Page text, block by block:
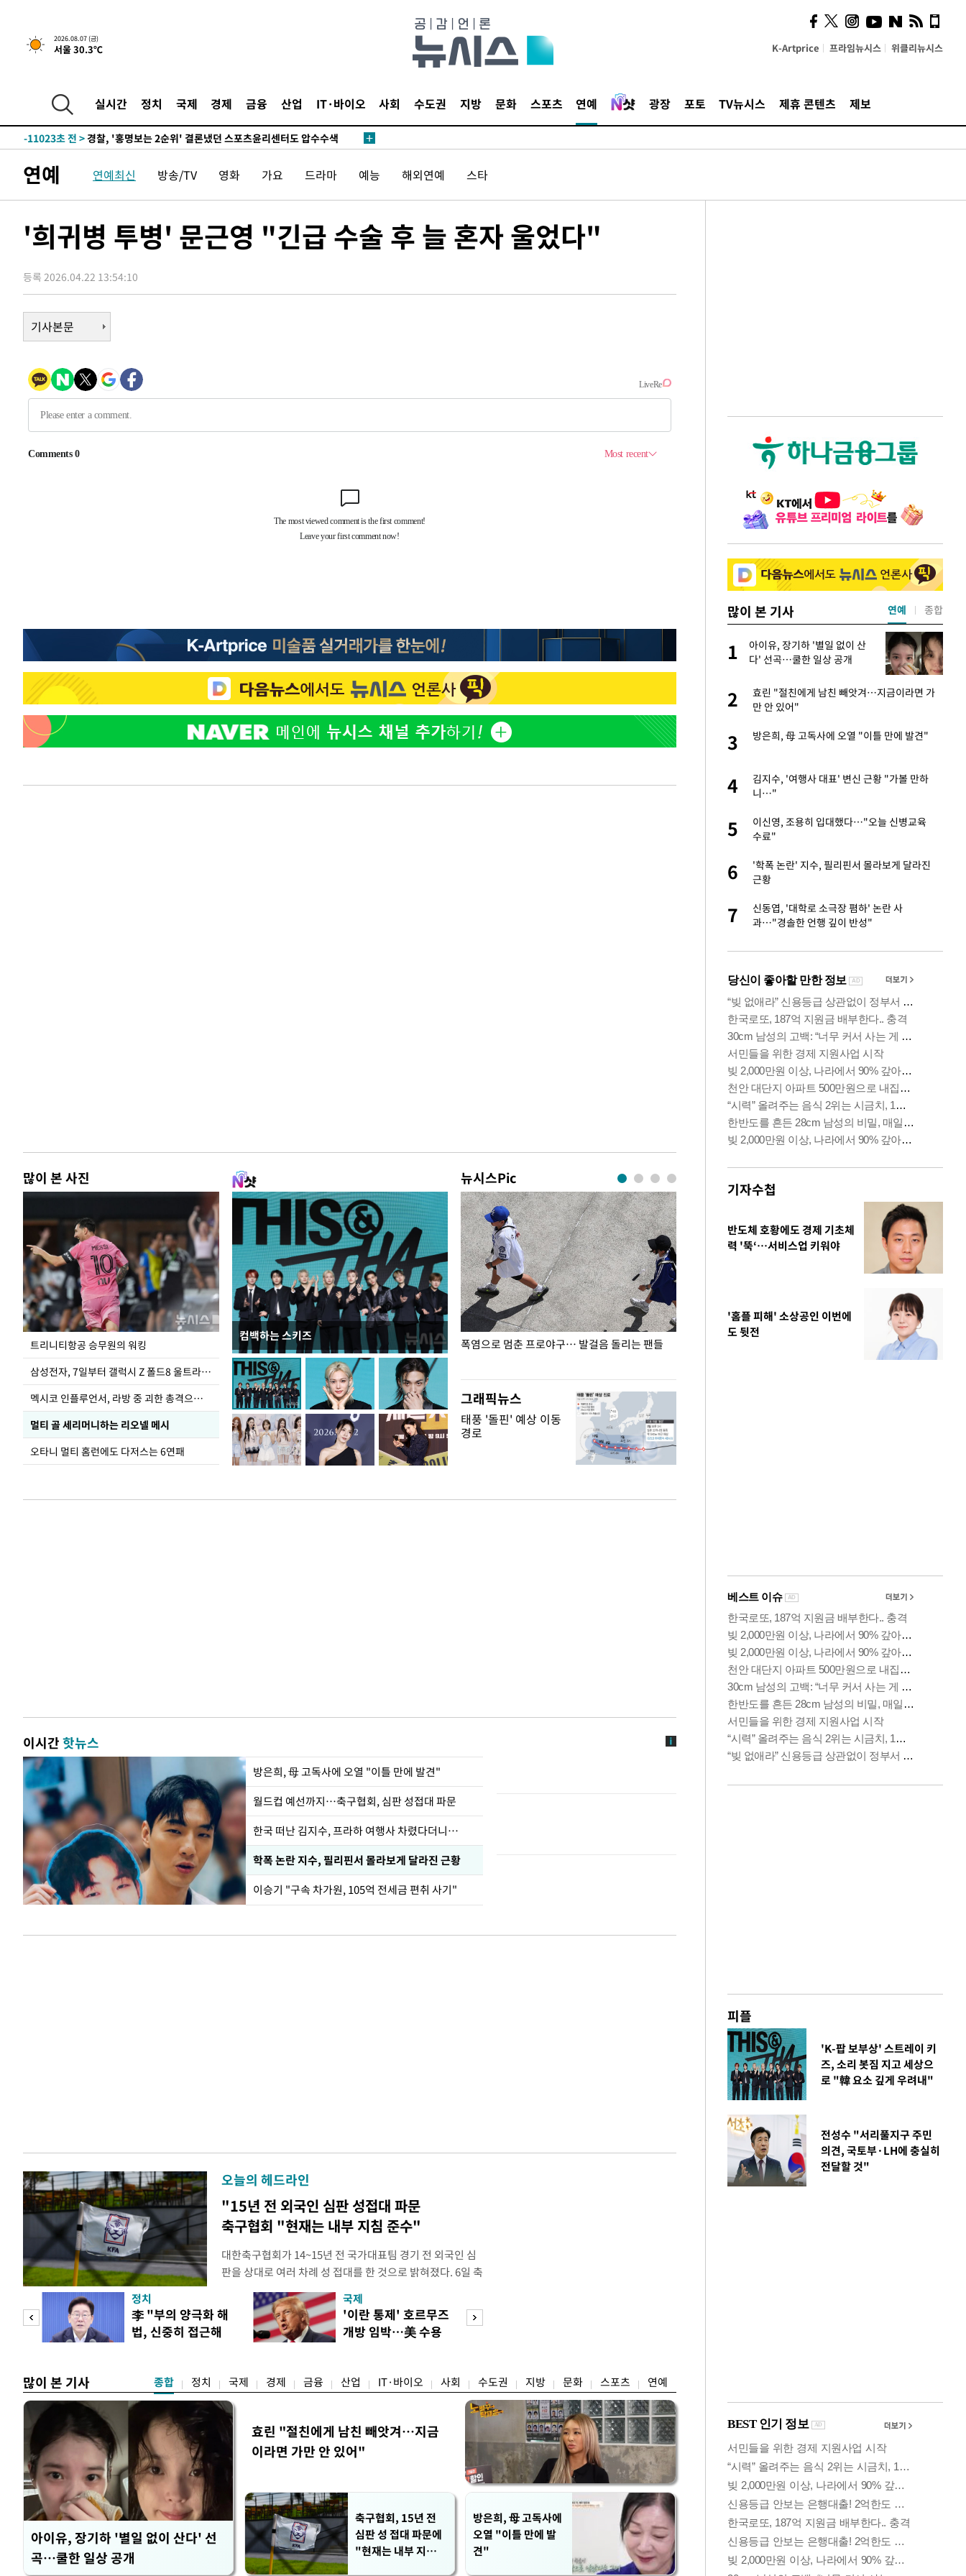
2026.08.07 (금)
서울 30.3℃ K-Artprice 프라임뉴시스 위클리뉴시스
실시간 정치 국제 경제 금융 산업 IT·바이오 사회 수도권 지방 문화 스포츠 연예 광장 포토 TV뉴시스 제휴 콘텐츠 제보
6시간 전 >내일까지 39도 '펄펄'…기상청 "태풍 지나며 폭염 잠시 꺾인다"
-14109초 전 >'월드컵 탈락 후폭풍' 축구협회…11시간 걸린 초유의 압수수색(종
-12338초 전 >
축구협회, 15년 전 심판 성 접대 파문에 "현재는 내부 지침 준수"
-11023초 전 >
56분 전 >[속보]합참 "北 발사체는 단거리탄도미사일…감시·경계태세 강화"
1시간 전 >
[속보] SKT, 에이닷 서비스 장애 발생…"원인 파악 중"
1시간 전 >[속보]합참 "북, 동해상으로 미상 발사체 발사"
1시간 전 >[속보]7~9일 프로야구 3연전도 폭염 취소…11일 재개
1시간 전 >'월드컵 탈락 후폭풍' 축구협회…초유의 압수수색에 '충격·당황'
1시간 전 >서울 낮 37.9도, 올여름 최고치 경신…영등포 순간 '40도'
2시간 전 >[속보]종합특검, 대검 추가 압수수색…내란 중요임무종사 혐의
3시간 전 >[속보]코스닥, 800p 회복…0.26% 오른 801.67 마감
3시간 전 > [속보]원·달러 환율, 0.7원 내린 1423.8원 마감
3시간 전 >"여기 떨어졌다"…다누리, 스페이스X 로켓 달 충돌 흔적 포착
4시간 전 >손흥민, 5경기 연속골 실패…LAFC는 승부차기 끝 과달라하라 격파
-14109초 전 >
축구협회, 15년 전 심판 성 접대 파문에 "현재는 내부 지침 준수"
경찰, '홍명보는 2순위' 결론냈던 스포츠윤리센터도 압수수색
[속보]합참 "北 발사체는 단거리탄도미사일…감시·경계태세 강화"
1시간 전 >
[속보]7~9일 프로야구 3연전도 폭염 취소…11일 재개
1시간 전 >"韓 외환시장 개입 관측 배경엔 美의 대한국 무역적자 있어"
1시간 전 >'월드컵 탈락 후폭풍' 축구협회…초유의 압수수색에 '충격·당황'
1시간 전 >서울 낮 37.9도, 올여름 최고치 경신…영등포 순간 '40도'
2시간 전 > [속보]종합특검, 대검 추가 압수수색…내란 중요임무종사 혐의
3시간 전 >
[속보]코스닥, 800p 회복…0.26% 오른 801.67 마감
3시간 전 >[속보]원·달러 환율, 0.7원 내린 1423.8원 마감
연예 연예최신 방송/TV 영화 가요 드라마 예능 해외연예 스타
'희귀병 투병' 문근영 "긴급 수술 후 늘 혼자 울었다"
등록 2026.04.22 13:54:10
기사본문
많이 본 사진
트리니티항공 승무원의 워킹
삼성전자, 7일부터 갤럭시 Z 폴드8 울트라·폴드8·플립8 출시
멕시코 인플루언서, 라방 중 괴한 총격으로 사망
멀티 골 세리머니하는 리오넬 메시
오타니 멀티 홈런에도 다저스는 6연패
컴백하는 스키즈
뉴시스Pic
입추 하루 앞둔 전남광주… 열화상 카메라에 담긴
폭염
폭염으로 멈춘 프로야구… 발걸음 돌리는 팬들
이 대통령, '청년 대책 속도 높여야…폭염 문제도 입추 코앞인데
그래픽뉴스
태풍 '돌핀' 예상 이동
경로
이시간핫뉴스
방은희, 母 고독사에 오열 "이틀 만에 발견"
월드컵 예선까지…축구협회, 심판 성접대 파문
한국 떠난 김지수, 프라하 여행사 차렸다더니…
학폭 논란 지수, 필리핀서 몰라보게 달라진 근황
이승기 "구속 차가원, 105억 전세금 편취 사기"
오늘의 헤드라인
"15년 전 외국인 심판 성접대 파문
축구협회 "현재는 내부 지침 준수"
대한축구협회가 14~15년 전 국가대표팀 경기 전 외국인 심
판을 상대로 여러 차례 성 접대를 한 것으로 밝혀졌다. 6일 축
구계에 따르면 국회의 한 의원실은 축구협회가 2011~2012
년 국제심판 10여 명에게 성 접대한 사실을 확인했다. 당시
축구협회는 외국인 심판과 감독관 등 10여 명에게 한 번에
수십만원에서 많게는 100만원이 넘는 돈을 성
정치
李 "부의 양극화 해
법, 신중히 접근해
국제
'이란 통제' 호르무즈
개방 임박…美 수용
많이 본 기사 종합 정치 국제 경제 금융 산업 IT·바이오 사회 수도권 지방 문화 스포츠 연예
아이유, 장기하 '별일 없이 산다' 선
곡…쿨한 일상 공개
효린 "절친에게 남친 빼앗겨…지금
이라면 가만 안 있어"
축구협회, 15년 전
심판 성 접대 파문에
"현재는 내부 지침
방은희, 母 고독사에
오열 "이틀 만에 발
견"
많이 본 기사
아이유, 장기하 '별일 없이 산
다' 선곡…쿨한 일상 공개
2
만 안 있어"
3
축구협회, 15년 전 심판 성 접대 파문에 "현
재는 내부 지침 준수"
4
1
아이유, 장기하 '별일 없이 산
다' 선곡…쿨한 일상 공개
2
효린 "절친에게 남친 빼앗겨…지금이라면 가
만 안 있어"
3 방은희, 母 고독사에 오열 "이틀 만에 발견"
4
김지수, '여행사 대표' 변신 근황 "가볼 만하
니…"
5
이신영, 조용히 입대했다…"오늘 신병교육
수료"
6
'학폭 논란' 지수, 필리핀서 몰라보게 달라진
근황
7
신동엽, '대학로 소극장 폄하' 논란 사
과…"경솔한 언행 깊이 반성"
연예 종합
기자수첩
반도체 호황에도 경제 기초체
력 '뚝‘…서비스업 키워야
'홈플 피해' 소상공인 이번에
도 뒷전
피플
'K-팝 보부상' 스트레이 키
즈, 소리 봇짐 지고 세상으
로 "韓 요소 깊게 우려내"
전성수 "서리풀지구 주민
의견, 국토부·LH에 충실히
전달할 것"